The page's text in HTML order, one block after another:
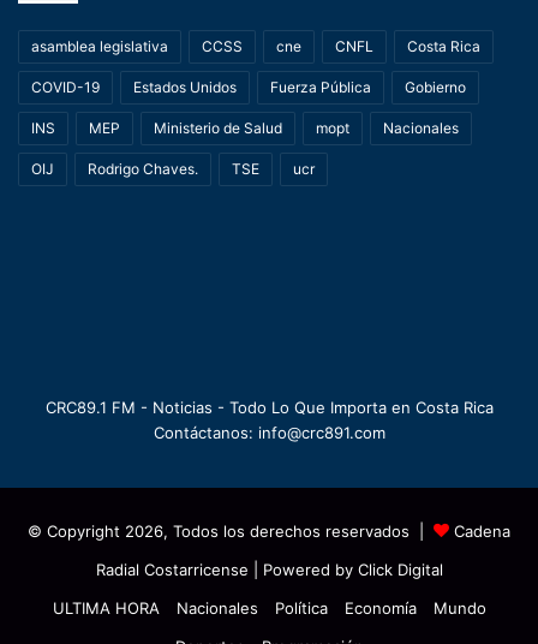
asamblea legislativa CCSS cne CNFL Costa Rica
COVID-19 Estados Unidos Fuerza Pública Gobierno
INS MEP Ministerio de Salud mopt Nacionales
OIJ Rodrigo Chaves. TSE ucr
CRC89.1 FM - Noticias - Todo Lo Que Importa en Costa Rica
Contáctanos: info@crc891.com
© Copyright 2026, Todos los derechos reservados |
Cadena
Radial Costarricense | Powered by Click Digital
ULTIMA HORA
Nacionales Política Economía
Mundo